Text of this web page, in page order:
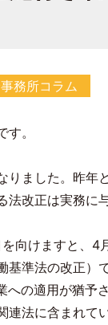
務所コラム
。
りました。昨年
改正は実務に
向けますと、 4
基準法の改正）
への適用が猶予
連法に含まれ